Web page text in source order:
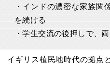
・インドの濃密な家族関
を続ける
・学生交流の後押しで、
イギリス植民地時代の拠点